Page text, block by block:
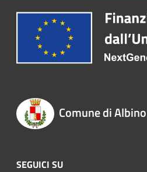
Comune di Albino
SEGUICI SU